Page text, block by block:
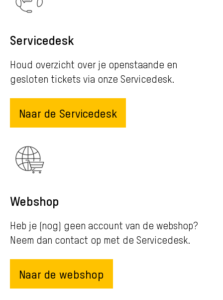
Servicedesk
Houd overzicht over je openstaande en
gesloten tickets via onze Servicedesk.
Naar de Servicedesk
Webshop
Heb je (nog) geen account van de webshop?
Neem dan contact op met de Servicedesk.
Naar de webshop